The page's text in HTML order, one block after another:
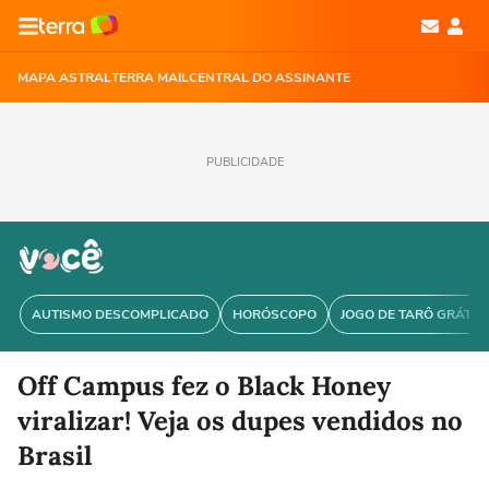
MAPA ASTRALTERRA MAILCENTRAL DO ASSINANTE
PUBLICIDADE
AUTISMO DESCOMPLICADO HORÓSCOPO JOGO DE TARÔ GRÁTIS
Off Campus fez o Black Honey
viralizar! Veja os dupes vendidos no
Brasil